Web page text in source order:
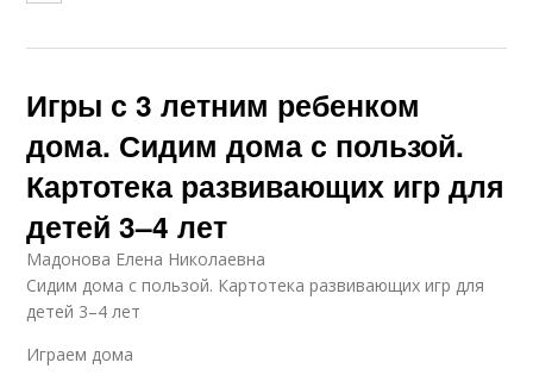
Игры с 3 летним ребенком
дома. Сидим дома с пользой.
Картотека развивающих игр для
детей 3–4 лет
Мадонова Елена Николаевна
Сидим дома с пользой. Картотека развивающих игр для
детей 3–4 лет
Играем дома